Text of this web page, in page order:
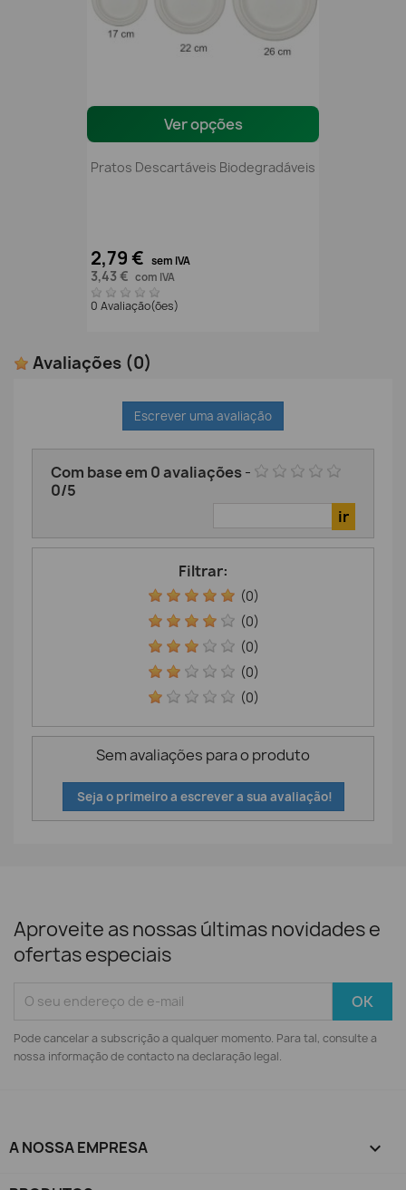
Ver opções
Pratos Descartáveis Biodegradáveis
2,79 € sem IVA
3,43 € com IVA
0 Avaliação(ões)
Avaliações (0)
Escrever uma avaliação
Com base em 0avaliações-
0/5
Filtrar:
(0)
(0)
(0)
(0)
(0)
Sem avaliações para o produto
Seja o primeiro a escrever a sua avaliação!
Aproveite as nossas últimas novidades e
ofertas especiais
Pode cancelar a subscrição a qualquer momento. Para tal, consulte a
nossa informação de contacto na declaração legal.
A NOSSA EMPRESA 